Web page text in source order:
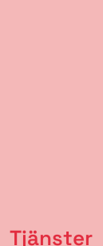
Tjänster